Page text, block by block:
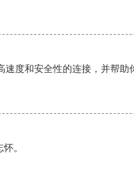
度和安全性的连接，并帮助
。